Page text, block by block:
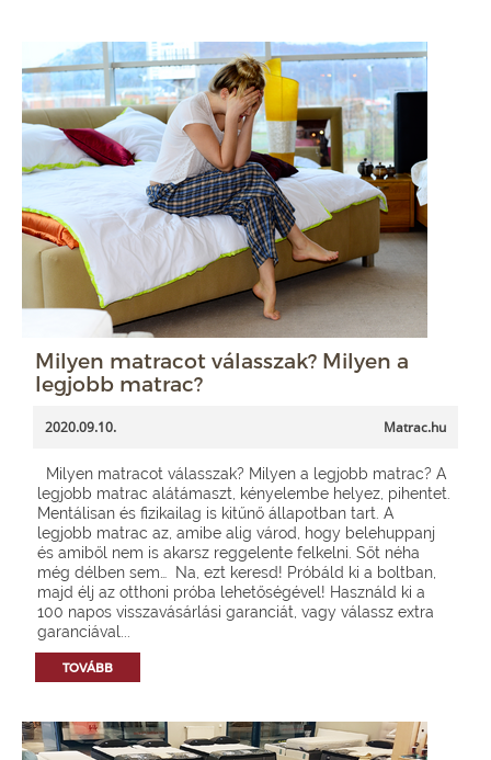
Milyen matracot válasszak? Milyen a
legjobb matrac?
2020.09.10. Matrac.hu
Milyen matracot válasszak? Milyen a legjobb matrac? A
legjobb matrac alátámaszt, kényelembe helyez, pihentet.
Mentálisan és fizikailag is kitűnő állapotban tart. A
legjobb matrac az, amibe alig várod, hogy belehuppanj
és amiből nem is akarsz reggelente felkelni. Sőt néha
még délben sem… Na, ezt keresd! Próbáld ki a boltban,
majd élj az otthoni próba lehetőségével! Használd ki a
100 napos visszavásárlási garanciát, vagy válassz extra
garanciával...
TOVÁBB